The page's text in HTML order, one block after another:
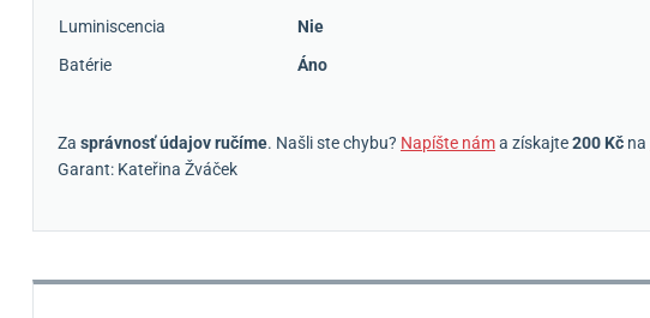
Luminiscencia
Nie
Batérie
Áno
Za správnosť údajov ručíme. Našli ste chybu? Napíšte náma získajte200 Kč na
Garant: Kateřina Žváček